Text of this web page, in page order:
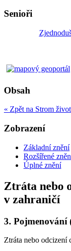
Senioři
Obsah
« Zpět na Strom
Zobrazení
Základní znění
Rozšířené
Úplné znění
Ztráta nebo
v zahraničí
3. Pojmenování
Ztráta nebo odcizení